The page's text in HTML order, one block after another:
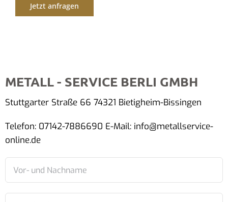
Jetzt anfragen
METALL - SERVICE BERLI GMBH
Stuttgarter Straße 66 74321 Bietigheim-Bissingen
Telefon: 07142-7886690 E-Mail: info@metallservice-
online.de